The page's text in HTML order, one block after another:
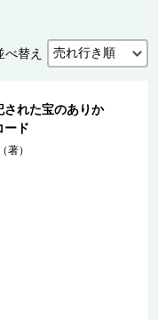
べ替え
された宝のありか
ード
著）